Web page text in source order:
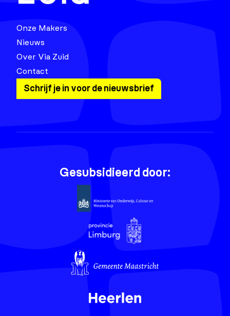
Onze Makers
Nieuws
Over Via Zuid
Contact
Schrijf je in voor de nieuwsbrief
Gesubsidieerd door: